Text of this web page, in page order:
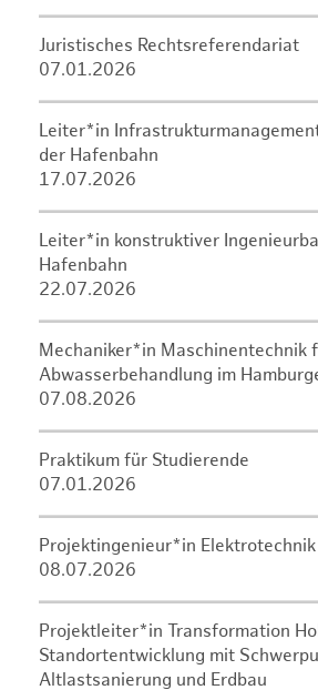
Juristisches Rechtsreferendariat
07.01.2026
Leiter*in
der Hafenbahn
17.07.2026
Leiter*in konstruktiver
Hafenbahn
22.07.2026
Mechaniker*in Maschinentechnik
Abwasserbehandlung im
07.08.2026
Praktikum für Studierende
07.01.2026
Projektingenieur*in Elektrotechnik
08.07.2026
Projektleiter*in Transformation
Standortentwicklung mit
Altlastsanierung und Erdbau